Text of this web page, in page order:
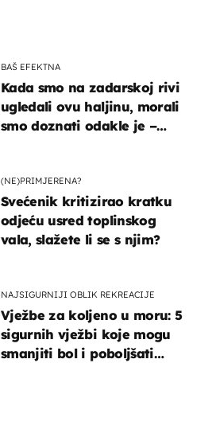
BAŠ EFEKTNA
Kada smo na zadarskoj rivi
ugledali ovu haljinu, morali
smo doznati odakle je –
(NE)PRIMJERENA?
Svećenik kritizirao kratku
odjeću usred toplinskog
vala, slažete li se s njim?
NAJSIGURNIJI OBLIK REKREACIJE
Vježbe za koljeno u moru: 5
sigurnih vježbi koje mogu
smanjiti bol i poboljšati